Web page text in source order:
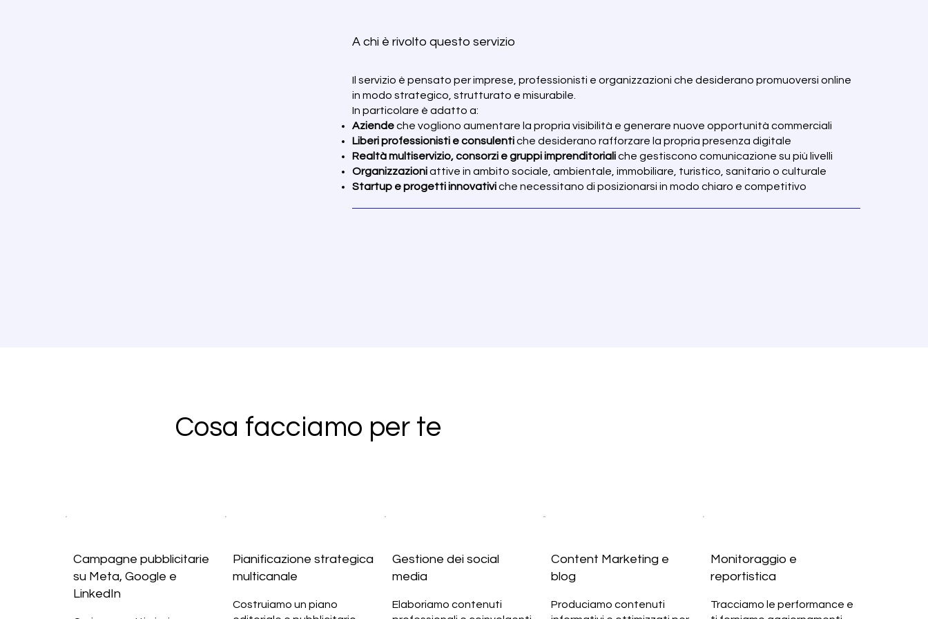
Campagne pubblicitarie
su Meta, Google e
LinkedIn
Pianificazione strategica
multicanale
Costruiamo un piano
Gestione dei social
media
Elaboriamo contenuti
Content Marketing e
blog
Produciamo contenuti
Monitoraggio e
reportistica
Tracciamo le performance e
Cosa facciamo per te
A chi è rivolto questo servizio
Il servizio è pensato per imprese, professionisti e organizzazioni che desiderano promuoversi online
in modo strategico, strutturato e misurabile.
In particolare è adatto a:
Aziendeche vogliono aumentare la propria visibilità e generare nuove opportunità commerciali
Liberi professionisti e consulentiche desiderano rafforzare la propria presenza digitale
Realtà multiservizio, consorzi e gruppi imprenditorialiche gestiscono comunicazione su più livelli
Organizzazioniattive in ambito sociale, ambientale, immobiliare, turistico, sanitario o culturale
Startup e progetti innovativiche necessitano di posizionarsi in modo chiaro e competitivo